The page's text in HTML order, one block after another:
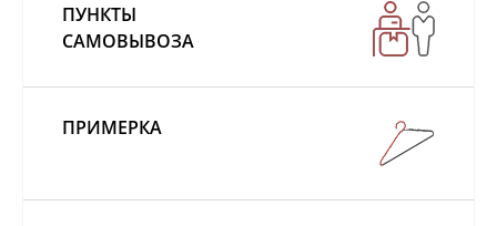
ПУНКТЫ
САМОВЫВОЗА
ПРИМЕРКА